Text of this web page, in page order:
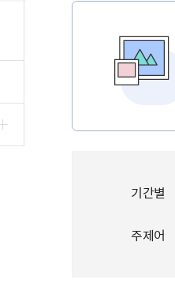
기간별
주제어